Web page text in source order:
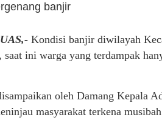
banjir
Kondisi banjir diwilayah
saat ini warga yang terdampak
oleh Damang Kepala
masyarakat terkena